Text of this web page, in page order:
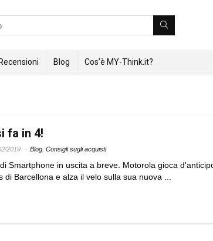
Recensioni Blog Cos’è MY-Think.it?
fa in 4!
2019 Blog Consigli sugli acquisti
Smartphone in uscita a breve. Motorola gioca
di Barcellona e alza il velo sulla sua nuova ...